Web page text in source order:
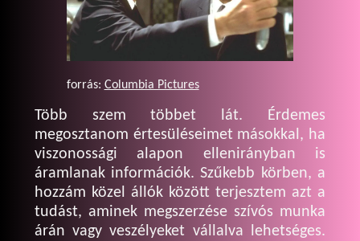
forrás: Columbia Pictures
Több szem többet lát. Érdemes
megosztanom értesüléseimet másokkal, ha
viszonossági alapon ellenirányban is
áramlanak információk. Szűkebb körben, a
hozzám közel állók között terjesztem azt a
tudást, aminek megszerzése szívós munka
árán vagy veszélyeket vállalva lehetséges.